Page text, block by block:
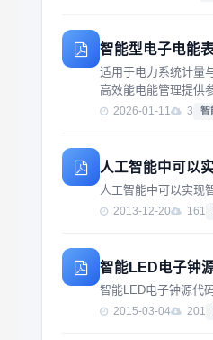
智能型电子电能表
适用于电力系统计量
高效能电能管理提供
2026-01-11 3 智
人工智能中可以
人工智能中可以实现
2013-12-20 161
智能LED电子钟
智能LED电子钟源代
2015-03-04 201